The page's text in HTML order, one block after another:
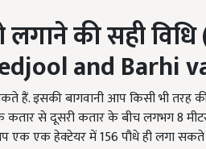
की सही विधि
and Barhi
हैं. इसकी बागवानी आप किसी भी तरह
कतार से दूसरी कतार के बीच लगभग 8
एक एक हेक्टेयर में156पौधे ही लगा